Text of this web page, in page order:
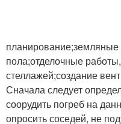
пола;отделочные
стеллажей;создание
Сначала следует
соорудить погреб на
опросить соседей, не